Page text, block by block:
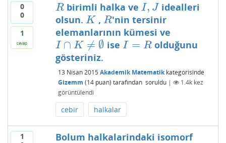
0
0
1
cevap
R
R birimli halka ve I, J
I,J
idealleri
olsun. K
K , R
R 'nin tersinir
elemanlarının kümesi ve
I ∩ K ≠ ∅
I∩K≠∅ iseI = R
I= R
olduğunu
gösteriniz.
13 Nisan 2015 Akademik Matematikkategorisinde
Gizemm (14puan) tarafından soruldu | 1.4kkez
görüntülendi
cebir halkalar
1
Bolum halkalarindaki isomorf